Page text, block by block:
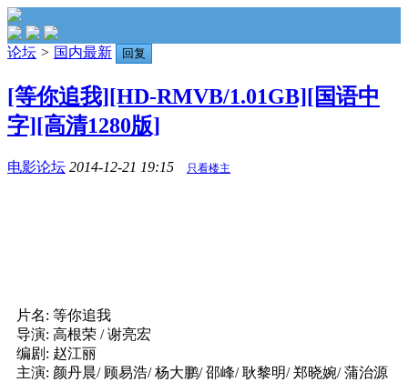
论坛 > 国内最新 回复
[等你追我][HD-RMVB/1.01GB][国语中
字][高清1280版]
电影论坛 2014-12-21 19:15 只看楼主
片名: 等你追我
导演: 高根荣 / 谢亮宏
编剧: 赵江丽
主演: 颜丹晨/ 顾易浩/ 杨大鹏/ 邵峰/ 耿黎明/ 郑晓婉/ 蒲治源